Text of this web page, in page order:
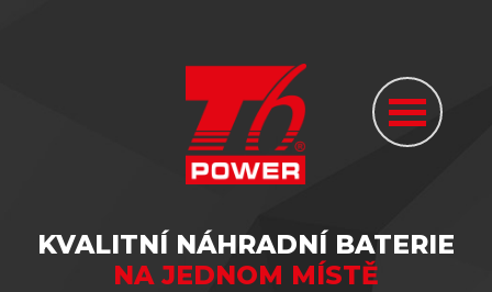
KVALITNÍ NÁHRADNÍ BATERIE
NA JEDNOM MÍSTĚ